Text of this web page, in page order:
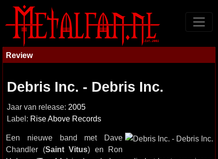
Review
Debris Inc. - Debris Inc.
Jaar van release: 2005
Label: Rise Above Records
Een nieuwe band met Dave
Chandler (Saint Vitus) en Ron